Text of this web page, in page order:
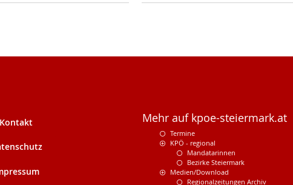
Kontakt Mehr auf kpoe-steiermark.at
Termine
KPÖ - regional
Mandatarinnen
Bezirke Steiermark
Medien/Download
Regionalzeitungen Archiv